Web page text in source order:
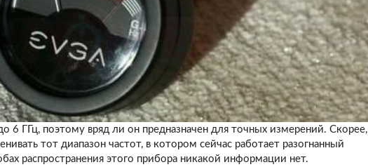
6 ГГц, поэтому вряд ли он предназначен для точных измерений. Скорее,
тот диапазон частот, в котором сейчас работает разогнанный
распространения этого прибора никакой информации нет.